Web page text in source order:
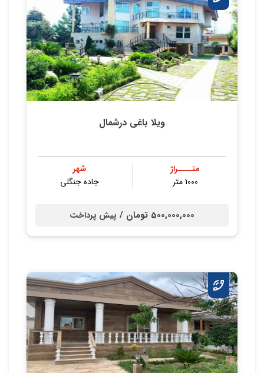
ویلا باغی درشمال
متــــراژ
1000 متر
شهر
جاده جنگلی
500,000,000 تومان / پیش پرداخت